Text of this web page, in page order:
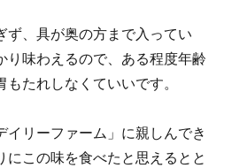
ず、具が奥の方まで入ってい
り味わえるので、ある程度年齢
たれしなくていいです。
イリーファーム」に親しんでき
にこの味を食べたと思えるとと